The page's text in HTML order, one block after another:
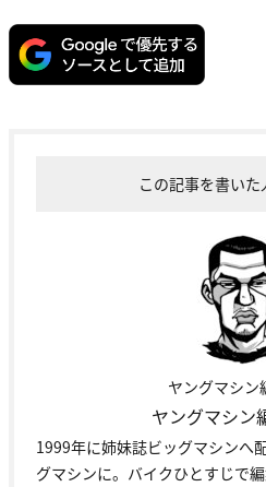
この記事を書いた
ヤングマシン
ヤングマシン
1999年に姉妹誌ビッグマシンへ
グマシンに。バイクひとすじで